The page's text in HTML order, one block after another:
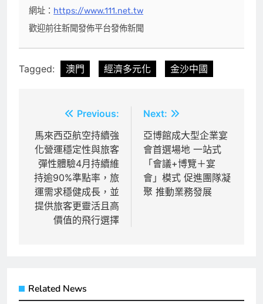
網址： https://www.111.net.tw
歡迎前往新聞發佈平台發佈新聞
Tagged: 澳門 經濟多元化 金沙中國
章
導
覽
Previous:
馬來西亞航空持續強
化營運穩定性與旅客
彈性體驗4月持續維
持逾90%準點率，旅
運需求穩健成長，並
提供旅客更靈活且高
價值的飛行選擇
Next:
亞博館成大型企業宴
會首選場地 一站式
「會議+博覽＋宴
會」模式 促進團隊凝
聚 推動業務發展
Related News